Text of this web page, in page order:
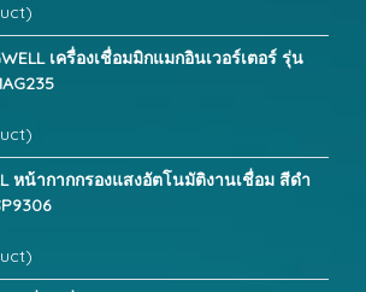
เครื่องเชื่อมมิกแมกอินเวอร์เตอร์ รุ่น
หน้ากากกรองแสงอัตโนมัติงานเชื่อม สีดำ